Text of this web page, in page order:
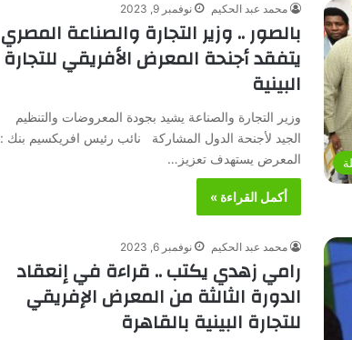
محمد عبد الحكيم نوفمبر 9, 2023
بالصور .. وزير التجارة والصناعة المصري
يتفقد أجنحة المعرض الأفريقي للتجارة
البينية
وزير التجارة والصناعة يشيد بجودة المعروضات والتنظيم
الجيد لأجنحة الدول المشاركة نائب رئيس افريكسيم بنك :
المعرض يستهدف تعزيز…
أكمل القراءة »
محمد عبد الحكيم نوفمبر 6, 2023
رامي زهدي يكتب .. قراءة في إنعقاد
الدورة الثالثة من المعرض الإفريقي
للتجارة البينية بالقاهرة